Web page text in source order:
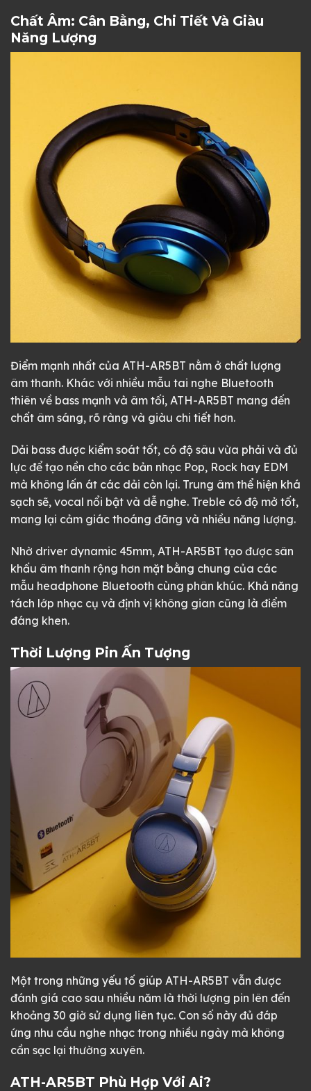
Chất Âm: Cân Bằng, Chi Tiết Và Giàu
Năng Lượng
Điểm mạnh nhất của ATH-AR5BT nằm ở chất lượng
âm thanh. Khác với nhiều mẫu tai nghe Bluetooth
thiên về bass mạnh và âm tối, ATH-AR5BT mang đến
chất âm sáng, rõ ràng và giàu chi tiết hơn.
Dải bass được kiểm soát tốt, có độ sâu vừa phải và đủ
lực để tạo nền cho các bản nhạc Pop, Rock hay EDM
mà không lấn át các dải còn lại. Trung âm thể hiện khá
sạch sẽ, vocal nổi bật và dễ nghe. Treble có độ mở tốt,
mang lại cảm giác thoáng đãng và nhiều năng lượng.
Nhờ driver dynamic 45mm, ATH-AR5BT tạo được sân
khấu âm thanh rộng hơn mặt bằng chung của các
mẫu headphone Bluetooth cùng phân khúc. Khả năng
tách lớp nhạc cụ và định vị không gian cũng là điểm
đáng khen.
Thời Lượng Pin Ấn Tượng
Một trong những yếu tố giúp ATH-AR5BT vẫn được
đánh giá cao sau nhiều năm là thời lượng pin lên đến
khoảng 30 giờ sử dụng liên tục. Con số này đủ đáp
ứng nhu cầu nghe nhạc trong nhiều ngày mà không
cần sạc lại thường xuyên.
ATH-AR5BT Phù Hợp Với Ai?